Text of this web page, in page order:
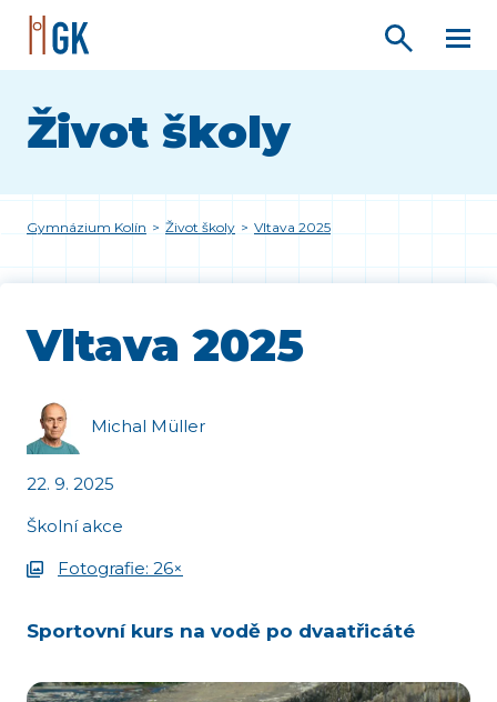
Život školy
Gymnázium Kolín > Život školy > Vltava 2025
Vltava 2025
Michal Müller
22. 9. 2025
Školní akce
Fotografie: 26×
Sportovní kurs na vodě po dvaatřicáté